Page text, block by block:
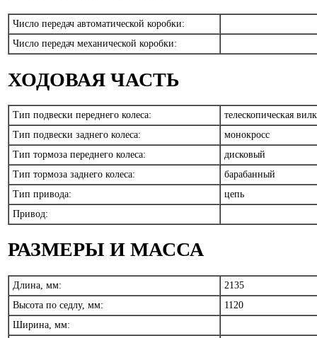
Число передач автоматической коробки:
Число передач механической коробки:
ХОДОВАЯ ЧАСТЬ
Тип подвески переднего колеса:
телескопическая
Тип подвески заднего колеса:
монокросс
Тип тормоза переднего колеса:
дисковый
Тип тормоза заднего колеса:
барабанный
Тип привода:
цепь
Привод:
РАЗМЕРЫ И МАССА
Длина, мм:
2135
Высота по седлу, мм:
1120
Ширина, мм: